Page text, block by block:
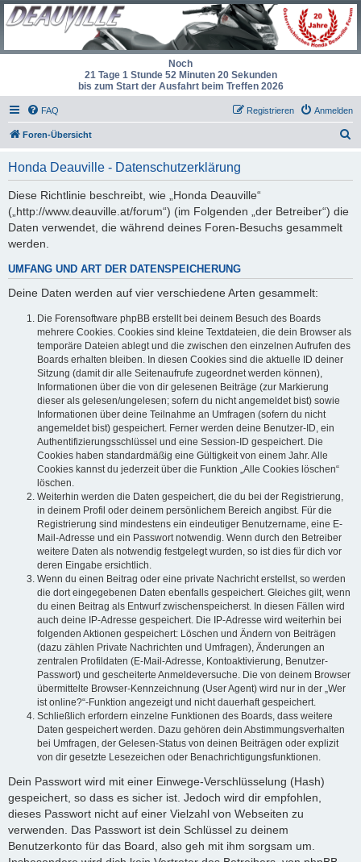
Noch
21 Tage 1 Stunde 52 Minuten 19 Sekunden
bis zum Start der Ausfahrt beim Treffen 2026
FAQ Anmelden
Registrieren
Foren-Übersicht
Honda Deauville - Datenschutzerklärung
Diese Richtlinie beschreibt, wie „Honda Deauville“
(„http://www.deauville.at/forum“) (im Folgenden „der Betreiber“) die
Daten verwendet, die während deines Foren-Besuchs gesammelt
werden.
UMFANG UND ART DER DATENSPEICHERUNG
Deine Daten werden auf vier verschiedene Arten gesammelt:
Die Forensoftware phpBB erstellt bei deinem Besuch des Boards
mehrere Cookies. Cookies sind kleine Textdateien, die dein Browser als
temporäre Dateien ablegt und die zwischen den einzelnen Aufrufen des
Boards erhalten bleiben. In diesen Cookies sind die aktuelle ID deiner
Sitzung (damit dir alle Seitenaufrufe zugeordnet werden können),
Informationen über die von dir gelesenen Beiträge (zur Markierung
dieser als gelesen/ungelesen; sofern du nicht angemeldet bist) sowie
Informationen über deine Teilnahme an Umfragen (sofern du nicht
angemeldet bist) gespeichert. Ferner werden deine Benutzer-ID, ein
Authentifizierungsschlüssel und eine Session-ID gespeichert. Die
Cookies haben standardmäßig eine Gültigkeit von einem Jahr. Alle
Cookies kannst du jederzeit über die Funktion „Alle Cookies löschen“
löschen.
Weiterhin werden die Daten gespeichert, die du bei der Registrierung,
in deinem Profil oder deinem persönlichem Bereich angibst. Für die
Registrierung sind mindestens ein eindeutiger Benutzername, eine E-
Mail-Adresse und ein Passwort notwendig. Wenn durch den Betreiber
weitere Daten als notwendig festgelegt wurden, so ist dies für dich vor
deren Eingabe ersichtlich.
Wenn du einen Beitrag oder eine private Nachricht erstellst, so werden
die dort eingegebenen Daten ebenfalls gespeichert. Gleiches gilt, wenn
du einen Beitrag als Entwurf zwischenspeicherst. In diesen Fällen wird
auch deine IP-Adresse gespeichert. Die IP-Adresse wird weiterhin bei
folgenden Aktionen gespeichert: Löschen und Ändern von Beiträgen
(dazu zählen Private Nachrichten und Umfragen), Änderungen an
zentralen Profildaten (E-Mail-Adresse, Kontoaktivierung, Benutzer-
Passwort) und gescheiterte Anmeldeversuche. Die von deinem Browser
übermittelte Browser-Kennzeichnung (User Agent) wird nur in der „Wer
ist online?“-Funktion angezeigt und nicht dauerhaft gespeichert.
Schließlich erfordern einzelne Funktionen des Boards, dass weitere
Daten gespeichert werden. Dazu gehören dein Abstimmungsverhalten
bei Umfragen, der Gelesen-Status von deinen Beiträgen oder explizit
von dir gesetzte Lesezeichen oder Benachrichtigungsfunktionen.
Dein Passwort wird mit einer Einwege-Verschlüsselung (Hash)
gespeichert, so dass es sicher ist. Jedoch wird dir empfohlen,
dieses Passwort nicht auf einer Vielzahl von Webseiten zu
verwenden. Das Passwort ist dein Schlüssel zu deinem
Benutzerkonto für das Board, also geh mit ihm sorgsam um.